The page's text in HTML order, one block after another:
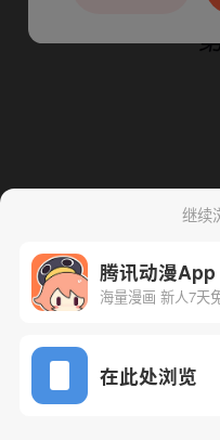
下一话
继续
腾讯动漫App
海量漫画 新人7天
在此处浏览